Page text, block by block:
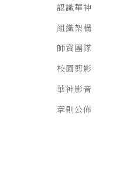
認識華神
組織架構
師資團隊
校園剪影
華神影音
章則公佈